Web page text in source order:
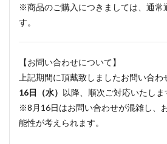
※商品のご購入につきましては、通常
す。
【お問い合わせについて】
上記期間に頂戴致しましたお問い合
16日（水） 以降、順次ご対応いたしま
※8月16日はお問い合わせが混雑し、
能性が考えられます。